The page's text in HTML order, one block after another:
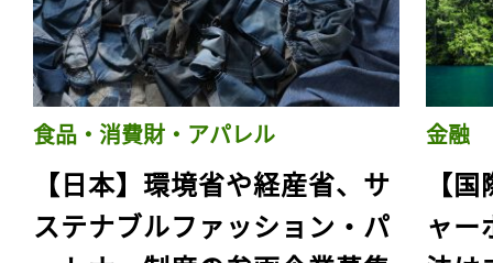
食品・消費財・アパレル
【日本】環境省や経産省、サ
ステナブルファッション・パ
金融
【
ャー